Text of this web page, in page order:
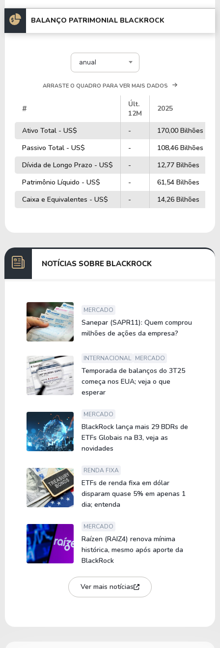
BALANÇO PATRIMONIAL BLACKROCK
anual
ARRASTE O QUADRO PARA VER MAIS DADOS
#
Últ.
12M
2025
Ativo Total - US$ - 170,00 Bilhões
Passivo Total - US$
- 108,46 Bilhões
Dívida de Longo Prazo - US$
- 12,77 Bilhões
Patrimônio Líquido - US$
- 61,54 Bilhões
Caixa e Equivalentes - US$
- 14,26 Bilhões
NOTÍCIAS SOBRE BLACKROCK
MERCADO
Sanepar (SAPR11): Quem comprou
milhões de ações da empresa?
INTERNACIONAL MERCADO
Temporada de balanços do 3T25
começa nos EUA; veja o que
esperar
MERCADO
BlackRock lança mais 29 BDRs de
ETFs Globais na B3, veja as
novidades
RENDA FIXA
ETFs de renda fixa em dólar
disparam quase 5% em apenas 1
dia; entenda
MERCADO
Raízen (RAIZ4) renova mínima
histórica, mesmo após aporte da
BlackRock
Ver mais notícias